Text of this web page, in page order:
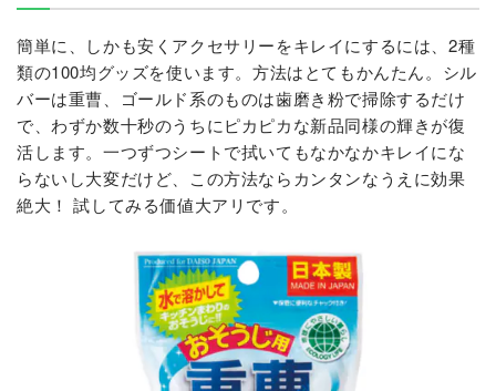
簡単に、しかも安くアクセサリーをキレイにするには、2種
類の100均グッズを使います。方法はとてもかんたん。シル
バーは重曹、ゴールド系のものは歯磨き粉で掃除するだけ
で、わずか数十秒のうちにピカピカな新品同様の輝きが復
活します。一つずつシートで拭いてもなかなかキレイにな
らないし大変だけど、この方法ならカンタンなうえに効果
絶大！ 試してみる価値大アリです。